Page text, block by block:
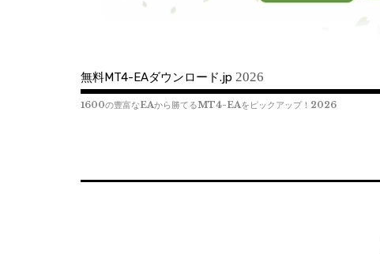
無料MT4-EAダウンロード.jp 2026
1600の豊富なEAから勝てるMT4-EAをピックアップ！2026